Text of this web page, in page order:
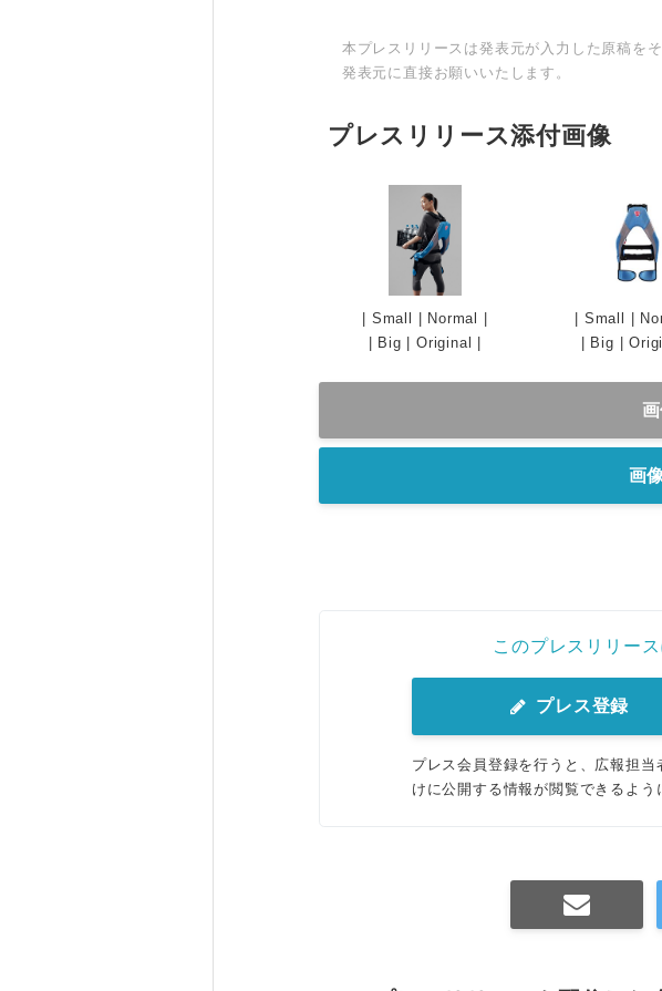
本プレスリリースは発表元が入力した原稿を
発表元に直接お願いいたします。
プレスリリース添付画像
Small Normal
Big |Original
Small
Big |
画
このプレスリリー
プレス登録
プレス会員登録を行うと、広報担
けに公開する情報が閲覧できるよう
English